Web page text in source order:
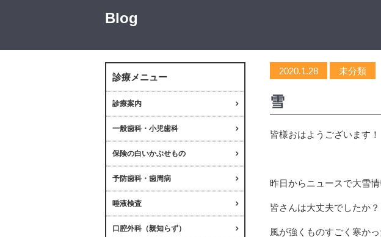
Blog
2020.1.28 未分類
雪
皆様おはようございます！
昨日からニュースで大雪
皆さんは大丈夫でしたか？
風が強くものすごく寒かっ
診療メニュー
診療案内
一般歯科・小児歯科
保険の白いかぶせもの
予防歯科・歯周病
唾液検査
口腔外科（親知らず）